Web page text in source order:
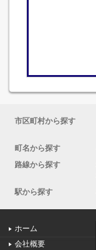
市区町村から探す
町名から探す
路線から探す
駅から探す
ホーム
会社概要